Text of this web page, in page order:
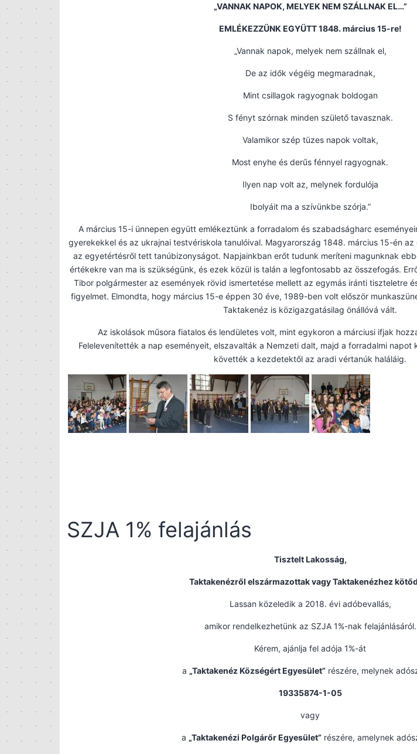
„VANNAK NAPOK, MELYEK NEM SZÁLLNAK EL…”
EMLÉKEZZÜNK EGYÜTT 1848. március 15-re!
„Vannak napok, melyek nem szállnak el,
De az idők végéig megmaradnak,
Mint csillagok ragyognak boldogan
S fényt szórnak minden születő tavasznak.
Valamikor szép tüzes napok voltak,
Most enyhe és derűs fénnyel ragyognak.
Ilyen nap volt az, melynek fordulója
Ibolyáit ma a szívünkbe szórja.”
A március 15-i ünnepen együtt emlékeztünk a forradalom és szabadságharc
gyerekekkel és az ukrajnai testvériskola tanulóival. Magyarország 1848. március 15-én
az egyetértésről tett tanúbizonyságot. Napjainkban erőt tudunk meríteni magunknak
értékekre van ma is szükségünk, és ezek közül is talán a legfontosabb az összefogás.
Tibor polgármester az események rövid ismertetése mellett az egymás iránti tiszteletre
figyelmet. Elmondta, hogy március 15-e éppen 30 éve, 1989-ben volt először
Taktakenéz is közigazgatásilag önállóvá vált.
Az iskolások műsora fiatalos és lendületes volt, mint egykoron a márciusi ifjak
Felelevenítették a nap eseményeit, elszavalták a Nemzeti dalt, majd a forradalmi
követték a kezdetektől az aradi vértanúk haláláig.
SZJA 1% felajánlás
Tisztelt Lakosság,
Taktakenézről elszármazottak vagy Taktakenézhez
Lassan közeledik a 2018. évi adóbevallás,
amikor rendelkezhetünk az SZJA 1%-nak felajánlásáról.
Kérem, ajánlja fel adója 1%-át
a „Taktakenéz Községért Egyesület” részére, melynek
19335874-1-05
vagy
a „Taktakenézi Polgárőr Egyesület” részére, amelynek